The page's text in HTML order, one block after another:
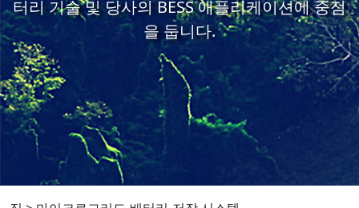
터리 기술 및 당사의 BESS 애플리케이션에 중점
을 둡니다.